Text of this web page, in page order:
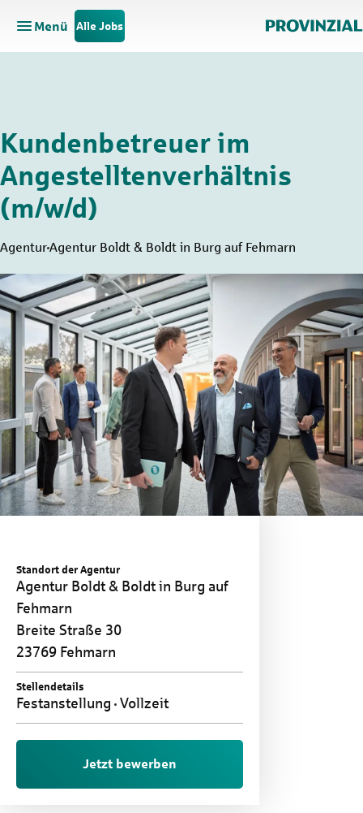
Zum Hauptinhalt springen
Zur Navigation springen
Menü
Hauptnavigation öffnen
Alle Jobs
Kundenbetreuer im
Angestelltenverhältnis
(m/w/d)
AgenturAgentur Boldt & Boldt in Burg auf Fehmarn
Standort der Agentur
Agentur Boldt & Boldt in Burg auf
Fehmarn
Breite Straße 30
23769 Fehmarn
Stellendetails
Festanstellung Vollzeit
Jetzt bewerben